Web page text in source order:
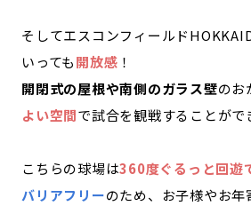
そしてエスコンフィールド
いっても開放感 ！
開閉式の屋根や南側のガラス壁のお
よい空間で試合を観戦することがで
こちらの球場は360度ぐるっと回遊
バリアフリーのため、お子様やお